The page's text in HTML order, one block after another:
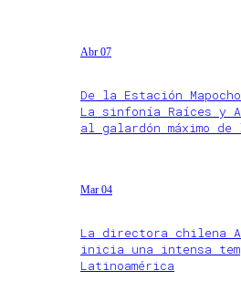
Abr 07
De la Estación
La sinfonía Raíces y
al galardón máximo
Mar 04
La directora chilena
inicia una intensa
Latinoamérica